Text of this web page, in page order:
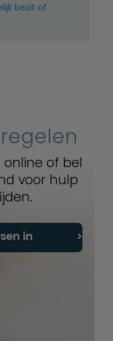
bezit of
of bel
voor hulp
in